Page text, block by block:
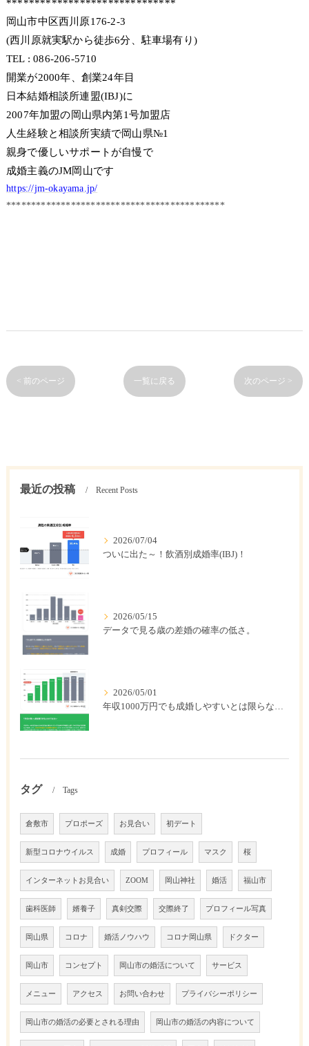
******************************
岡山市中区西川原176-2-3
(西川原就実駅から徒歩6分、駐車場有り)
TEL : 086-206-5710
開業が2000年、創業24年目
日本結婚相談所連盟(IBJ)に
2007年加盟の岡山県内第1号加盟店
人生経験と相談所実績で岡山県№1
親身で優しいサポートが自慢で
成婚主義のJM岡山です
https://jm-okayama.jp/
********************************************
< 前のページ 一覧に戻る 次のページ >
最近の投稿 Recent Posts
2026/07/04
ついに出た～！飲酒別成婚率(IBJ)！
2026/05/15
データで見る歳の差婚の確率の低さ。
2026/05/01
年収1000万円でも成婚しやすいとは限らない? 「年収帯別の成婚率」のリアル
タグ Tags
倉敷市 プロポーズ お見合い 初デート
新型コロナウイルス 成婚 プロフィール マスク 桜
インターネットお見合い ZOOM 岡山神社 婚活 福山市
歯科医師 婿養子 真剣交際 交際終了 プロフィール写真
岡山県 コロナ 婚活ノウハウ コロナ岡山県 ドクター
岡山市 コンセプト 岡山市の婚活について サービス
メニュー アクセス お問い合わせ プライバシーポリシー
岡山市の婚活の必要とされる理由 岡山市の婚活の内容について